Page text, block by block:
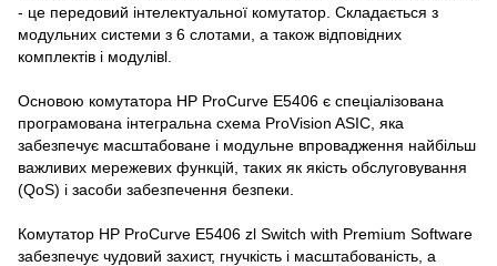
- це передовий інтелектуальної комутатор. Складається з
модульних системи з 6 слотами, а також відповідних
комплектів і модулівl.
Основою комутатора HP ProCurve E5406 є спеціалізована
програмована інтегральна схема ProVision ASIC, яка
забезпечує масштабоване і модульне впровадження найбільш
важливих мережевих функцій, таких як якість обслуговування
(QoS) і засоби забезпечення безпеки.
Комутатор HP ProCurve E5406 zl Switch with Premium Software
забезпечує чудовий захист, гнучкість і масштабованість, а